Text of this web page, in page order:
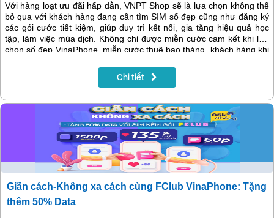
Với hàng loạt ưu đãi hấp dẫn, VNPT Shop sẽ là lựa chọn không thể
bỏ qua với khách hàng đang cần tìm SIM số đẹp cũng như đăng ký
các gói cước tiết kiệm, giúp duy trì kết nối, gia tăng hiệu quả học
tập, làm việc mùa dịch. Không chỉ được miễn cước cam kết khi lựa
chọn số đẹp VinaPhone, miễn cước thuê bao tháng, khách hàng khi
được hưởng các gói cước siêu ưu đãi cùng khuyến mại giảm giá
đến 50% trong 3 tháng đầu tiên.
Chi tiết
Giãn cách-Không xa cách cùng FClub VinaPhone: Tặng
thêm 50% Data